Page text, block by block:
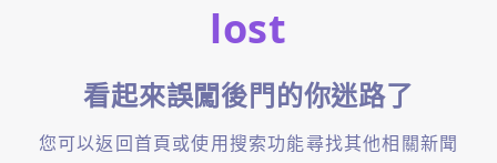
lost
看起來誤闖後門的你迷路了
您可以返回首頁或使用搜索功能尋找其他相關新聞